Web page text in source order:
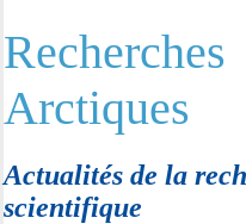
Recherches
Arctiques
Actualités de la
scientifique